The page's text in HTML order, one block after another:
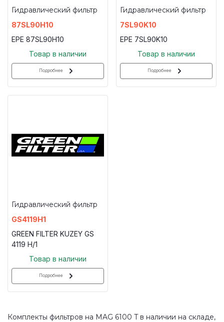
Гидравлический фильтр
87SL90H10
EPE 87SL90H10
Товар в наличии
Подробнее
Гидравлический фильтр
7SL90K10
EPE 7SL90K10
Товар в наличии
Подробнее
Гидравлический фильтр
GS4119H1
GREEN FILTER KUZEY GS
4119 H/1
Товар в наличии
Подробнее
Комплекты фильтров на MAG 6100 T в наличии на складе,